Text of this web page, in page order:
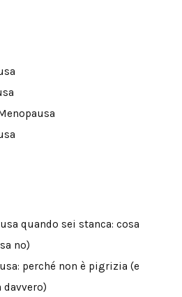
quando sei stanca: cosa
no)
perché non è pigrizia (e